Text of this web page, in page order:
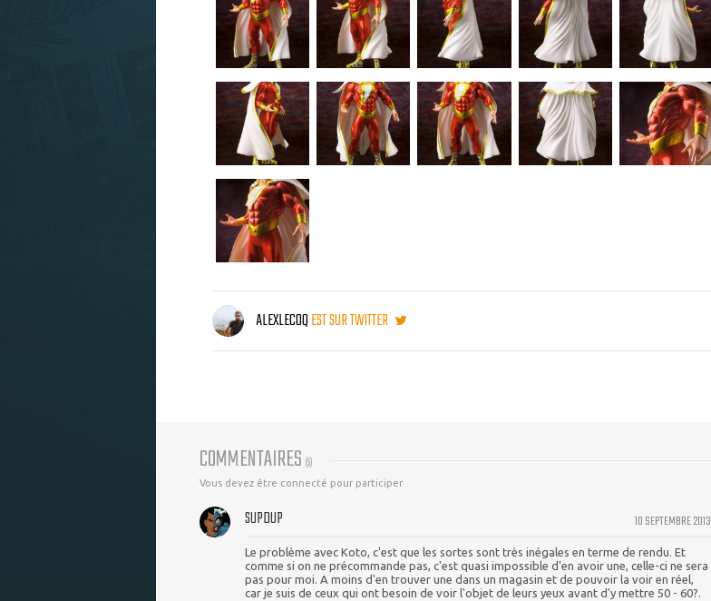
ALEXLECOQEST SUR TWITTER
COMMENTAIRES (5)
Vous devez être connecté pour participer
10 SEPTEMBRE 2013
SUPDUP
Le problème avec Koto, c'est que les sortes sont très inégales en terme de rendu. Et
comme si on ne précommande pas, c'est quasi impossible d'en avoir une, celle-ci ne sera
pas pour moi. A moins d'en trouver une dans un magasin et de pouvoir la voir en réel,
car je suis de ceux qui ont besoin de voir l'objet de leurs yeux avant d'y mettre 50 - 60?.